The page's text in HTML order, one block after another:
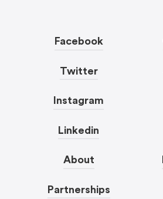
Facebook
Twitter
Instagram
Linkedin
About
Partnerships